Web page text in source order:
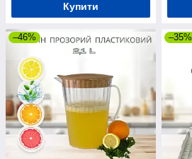
Купити
–46% –35%